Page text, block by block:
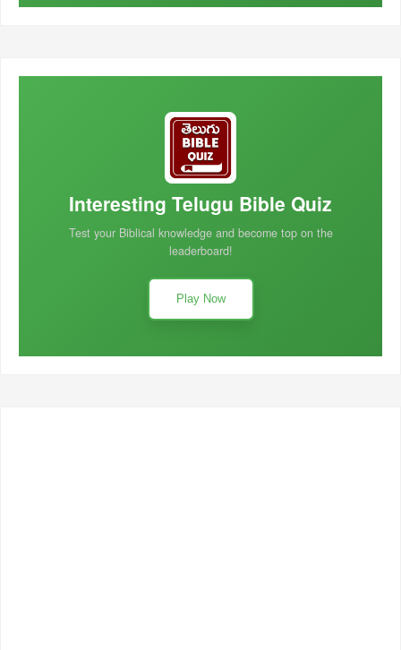
Interesting Telugu Bible Quiz
Test your Biblical knowledge and become top on the
leaderboard!
Play Now